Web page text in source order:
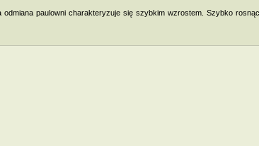
odmiana paulowni charakteryzuje się szybkim wzrostem. Szybko